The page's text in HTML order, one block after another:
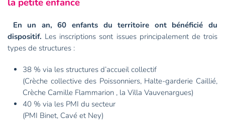
En un an, 60 enfants du territoire ont bénéficié du
dispositif. Les inscriptions sont issues principalement de trois
types de structures :
38 % via les structures d’accueil collectif
(Crèche collective des Poissonniers, Halte-garderie Caillié,
Crèche Camille Flammarion , la Villa Vauvenargues)
40 % via les PMI du secteur
(PMI Binet, Cavé et Ney)